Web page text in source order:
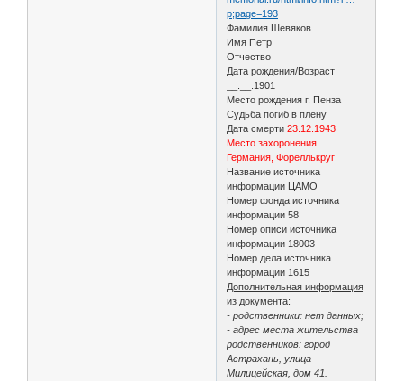
p;page=193
Фамилия Шевяков
Имя Петр
Отчество
Дата рождения/Возраст
__.__.1901
Место рождения г. Пенза
Судьба погиб в плену
Дата смерти23.12.1943
Место захоронения
Германия, Фореллькруг
Название источника
информации ЦАМО
Номер фонда источника
информации 58
Номер описи источника
информации 18003
Номер дела источника
информации 1615
Дополнительная информация
из документа:
- родственники: нет данных;
- адрес места жительства
родственников: город
Астрахань, улица
Милицейская, дом 41.